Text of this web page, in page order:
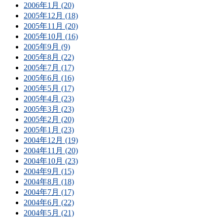
2006年1月 (20)
2005年12月 (18)
2005年11月 (20)
2005年10月 (16)
2005年9月 (9)
2005年8月 (22)
2005年7月 (17)
2005年6月 (16)
2005年5月 (17)
2005年4月 (23)
2005年3月 (23)
2005年2月 (20)
2005年1月 (23)
2004年12月 (19)
2004年11月 (20)
2004年10月 (23)
2004年9月 (15)
2004年8月 (18)
2004年7月 (17)
2004年6月 (22)
2004年5月 (21)